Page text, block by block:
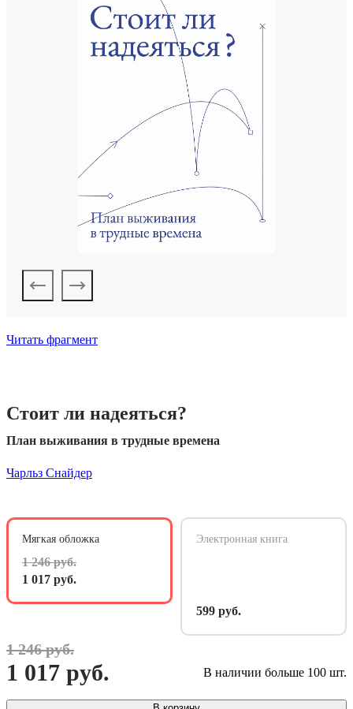
Читать фрагмент
Стоит ли надеяться?
План выживания в трудные времена
Чарльз Снайдер
Мягкая обложка
1 246 руб.
1 017 руб.
Электронная книга
599 руб.
1 246 руб.
1 017 руб. В наличии больше 100 шт.